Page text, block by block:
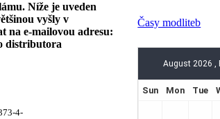
Níže je uveden
vyšly v
na e-mailovou adresu:
distributora
4-
Časy modliteb